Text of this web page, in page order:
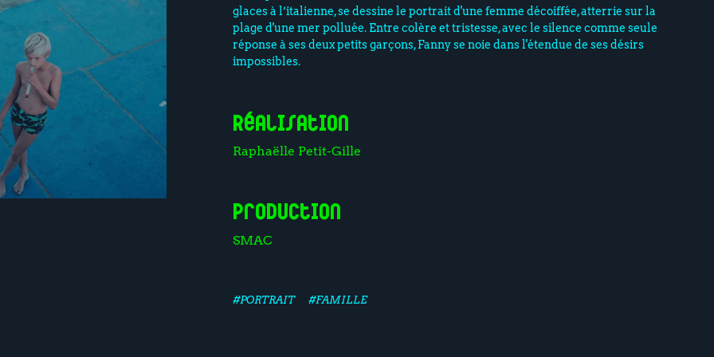
glaces à l’italienne, se dessine le portrait d'une femme décoiffée, atterrie sur la
plage d'une mer polluée. Entre colère et tristesse, avec le silence comme seule
réponse à ses deux petits garçons, Fanny se noie dans l'étendue de ses désirs
impossibles.
Réalisation
Raphaëlle Petit-Gille
Production
SMAC
#PORTRAIT #FAMILLE